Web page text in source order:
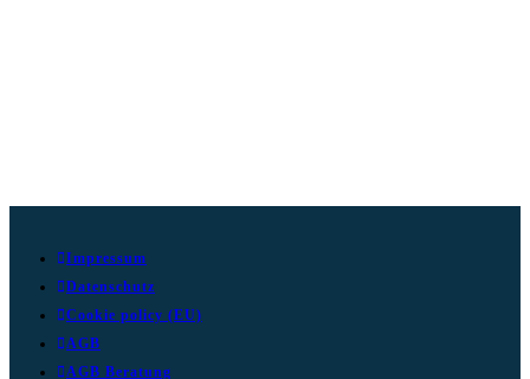
Impressum
Datenschutz
Cookie policy (EU)
AGB
AGB Beratung